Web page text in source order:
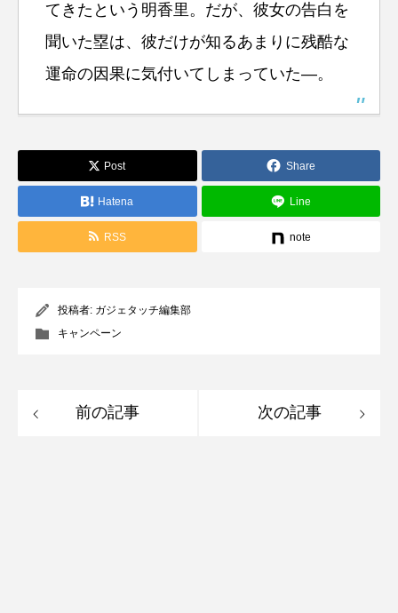
てきたという明香里。だが、彼女の告白を
聞いた塁は、彼だけが知るあまりに残酷な
運命の因果に気付いてしまっていた―。
Post Share
Hatena Line
RSS note
投稿者: ガジェタッチ編集部
キャンペーン
前の記事 次の記事